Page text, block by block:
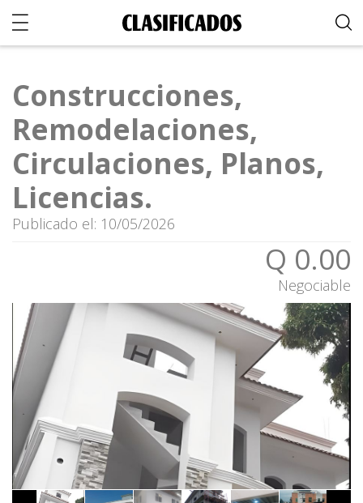
Construcciones,
Remodelaciones,
Circulaciones, Planos,
Licencias.
Publicado el: 10/05/2026
Q 0.00
Negociable